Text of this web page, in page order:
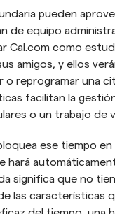
pueden
de equipo
Cal.com como
amigos, y ellos
o reprogramar una
facilitan la
o un trabajo de
ese tiempo
hará
significa que no
las características